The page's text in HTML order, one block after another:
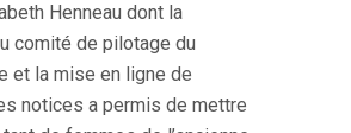
Henneau dont la
comité de pilotage du
et la mise en ligne de
notices a permis de mettre